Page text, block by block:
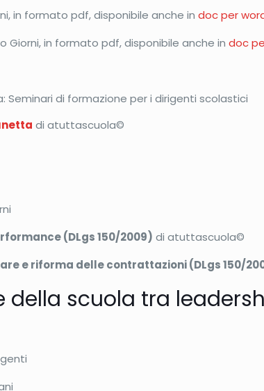
in formato pdf, disponibile anche indoc per
Giorni, in formato pdf, disponibile anche indoc
Seminari di formazione per i dirigenti scolastici
di atuttascuola©
(DLgs 150/2009) di atuttascuola©
e riforma delle contrattazioni (DLgs 150/
della scuola tra